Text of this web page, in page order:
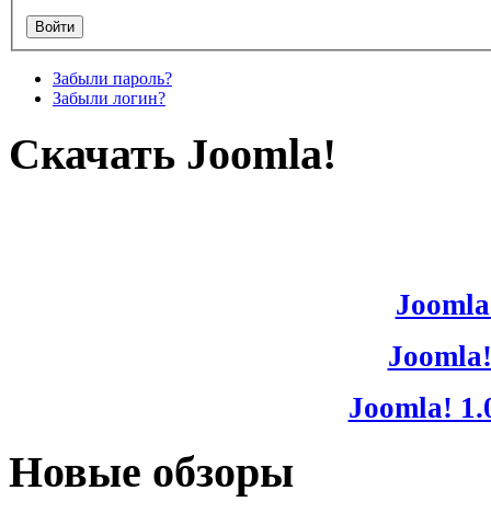
Забыли пароль?
Забыли логин?
Скачать Joomla!
Joomla!
Новые обзоры